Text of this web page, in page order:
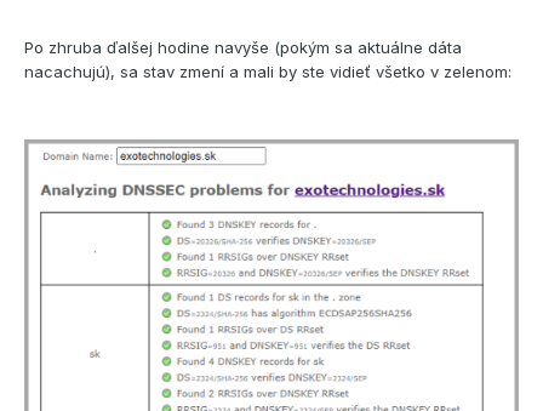
Ve shodě s RFC 7344 a RFC 8078 považujeme přítomnost
automatizovanou správu klíčů DNSSEC.
záznamů CDNSKEY na jmenných serverech Vaší domény.
Pokud po dobu následujících 7 dnů nezaregistrujeme
žádnou změnu záznamů CDNSKEY na žádném z těchto
jmenných serverů, budou uvedené klíče uloženy do nově
vygenerované sady klíčů v centrálním registru a následně
zveřejněny prostřednictvím záznamů DS v zóně .cz. Pokud
na tento e-mail nijak nezareagujete, Vaše doména bude
fungovat jako doposud, jen bude nově chráněna
systémem DNSSEC a správa klíčů DNSSEC pak bude
Po zhruba ďalšej hodine navyše (pokým sa aktuálne dáta
nacachujú), sa stav zmení a mali by ste vidieť všetko v zelenom: